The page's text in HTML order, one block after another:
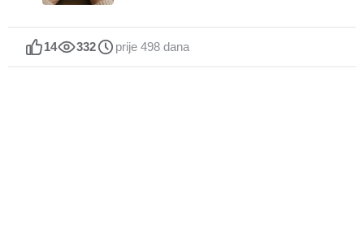
14 332 prije 498 dana